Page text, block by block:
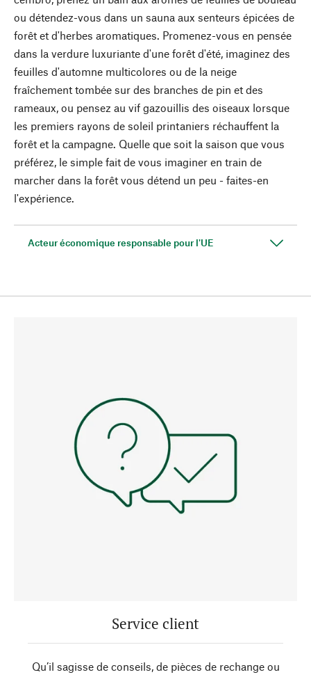
ou détendez-vous dans un sauna aux senteurs épicées de
forêt et d'herbes aromatiques. Promenez-vous en pensée
dans la verdure luxuriante d'une forêt d'été, imaginez des
feuilles d'automne multicolores ou de la neige
fraîchement tombée sur des branches de pin et des
rameaux, ou pensez au vif gazouillis des oiseaux lorsque
les premiers rayons de soleil printaniers réchauffent la
forêt et la campagne. Quelle que soit la saison que vous
préférez, le simple fait de vous imaginer en train de
marcher dans la forêt vous détend un peu - faites-en
l'expérience.
Acteur économique responsable pour l'UE
Service client
Qu’il sagisse de conseils, de pièces de rechange ou